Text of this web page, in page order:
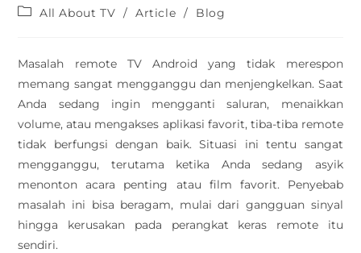
All About TV / Article / Blog
Masalah remote TV Android yang tidak merespon
memang sangat mengganggu dan menjengkelkan. Saat
Anda sedang ingin mengganti saluran, menaikkan
volume, atau mengakses aplikasi favorit, tiba-tiba remote
tidak berfungsi dengan baik. Situasi ini tentu sangat
mengganggu, terutama ketika Anda sedang asyik
menonton acara penting atau film favorit. Penyebab
masalah ini bisa beragam, mulai dari gangguan sinyal
hingga kerusakan pada perangkat keras remote itu
sendiri.